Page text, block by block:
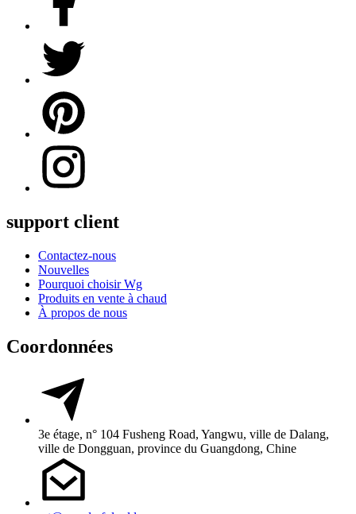
support client
Contactez-nous
Nouvelles
Pourquoi choisir Wg
Produits en vente à chaud
À propos de nous
Coordonnées
3e étage, n° 104 Fusheng Road, Yangwu, ville de Dalang,
ville de Dongguan, province du Guangdong, Chine